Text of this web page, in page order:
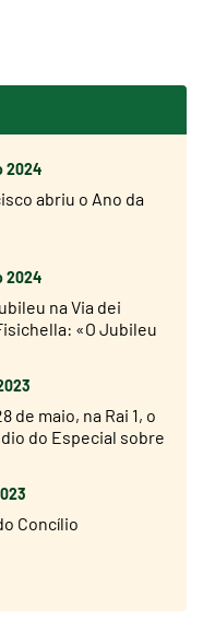
2024
abriu o Ano da
2024
na Via dei
«O Jubileu
de maio, na Rai 1, o
do Especial sobre
Concílio